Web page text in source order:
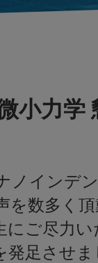
小力学
ノインデ
を数多く
ご尽力い
発足させ